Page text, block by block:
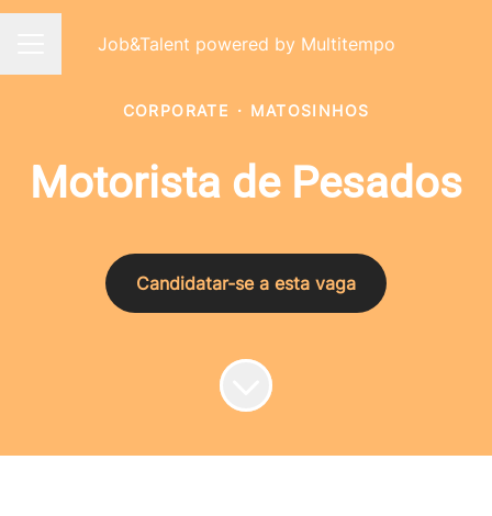
Menu de carreiras
Job&Talent powered by Multitempo
CORPORATE · MATOSINHOS
Motorista de Pesados
Candidatar-se a esta vaga